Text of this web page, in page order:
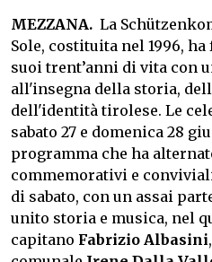
MEZZANA. La
Sole, costituita nel 1996,
suoi trent’anni di vita con
all'insegna della storia,
dell'identità tirolese. Le
sabato 27 e domenica 28
programma che ha
commemorativi e
di sabato, con un assai
unito storia e musica, nel
capitano Fabrizio Albasini